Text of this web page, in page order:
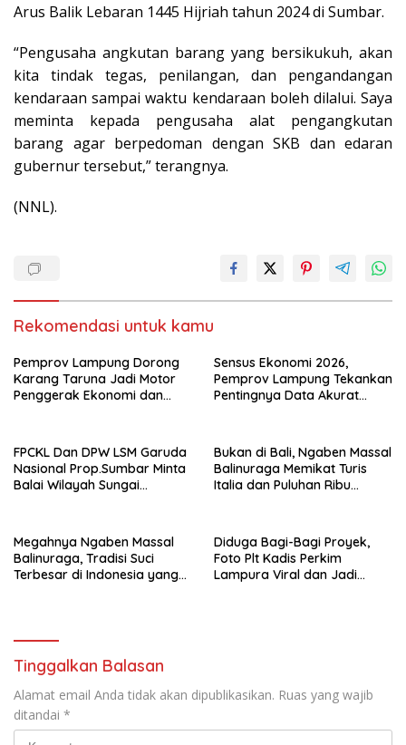
Arus Balik Lebaran 1445 Hijriah tahun 2024 di Sumbar.
“Pengusaha angkutan barang yang bersikukuh, akan
kita tindak tegas, penilangan, dan pengandangan
kendaraan sampai waktu kendaraan boleh dilalui. Saya
meminta kepada pengusaha alat pengangkutan
barang agar berpedoman dengan SKB dan edaran
gubernur tersebut,” terangnya.
(NNL).
Rekomendasi untuk kamu
Pemprov Lampung Dorong
Karang Taruna Jadi Motor
Penggerak Ekonomi dan
Sensus Ekonomi 2026,
Pemprov Lampung Tekankan
Pentingnya Data Akurat
FPCKL Dan DPW LSM Garuda
Nasional Prop.Sumbar Minta
Balai Wilayah Sungai
Bukan di Bali, Ngaben Massal
Balinuraga Memikat Turis
Italia dan Puluhan Ribu
Megahnya Ngaben Massal
Balinuraga, Tradisi Suci
Terbesar di Indonesia yang
Diduga Bagi-Bagi Proyek,
Foto Plt Kadis Perkim
Lampura Viral dan Jadi
Tinggalkan Balasan
Alamat email Anda tidak akan dipublikasikan. Ruas yang wajib
ditandai *